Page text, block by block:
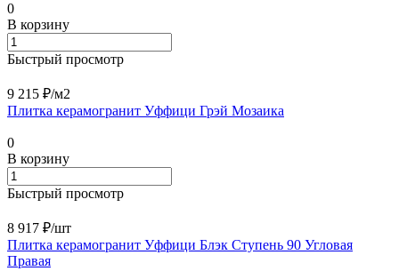
0
В корзину
Быстрый просмотр
9 215 ₽/м2
Плитка керамогранит Уффици Грэй Мозаика
0
В корзину
Быстрый просмотр
8 917 ₽/шт
Плитка керамогранит Уффици Блэк Ступень 90 Угловая
Правая